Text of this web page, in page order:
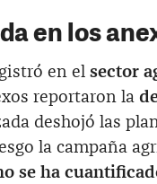
en los
en el sector
reportaron la
deshojó las
la campaña
se ha